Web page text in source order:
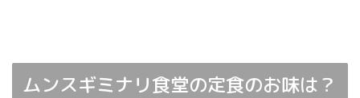
ムンスギミナリ食堂の定食のお味は？